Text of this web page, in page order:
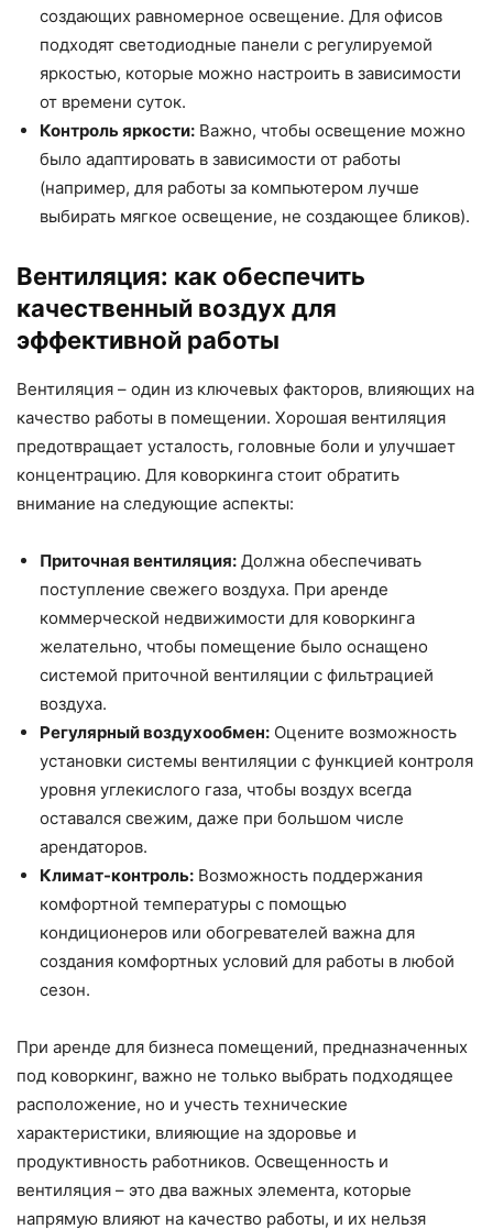
создающих равномерное освещение. Для офисов
подходят светодиодные панели с регулируемой
яркостью, которые можно настроить в зависимости
от времени суток.
Контроль яркости: Важно, чтобы освещение можно
было адаптировать в зависимости от работы
(например, для работы за компьютером лучше
выбирать мягкое освещение, не создающее бликов).
Вентиляция: как обеспечить
качественный воздух для
эффективной работы
Вентиляция – один из ключевых факторов, влияющих на
качество работы в помещении. Хорошая вентиляция
предотвращает усталость, головные боли и улучшает
концентрацию. Для коворкинга стоит обратить
внимание на следующие аспекты:
Приточная вентиляция: Должна обеспечивать
поступление свежего воздуха. При аренде
коммерческой недвижимости для коворкинга
желательно, чтобы помещение было оснащено
системой приточной вентиляции с фильтрацией
воздуха.
Регулярный воздухообмен: Оцените возможность
установки системы вентиляции с функцией контроля
уровня углекислого газа, чтобы воздух всегда
оставался свежим, даже при большом числе
арендаторов.
Климат-контроль: Возможность поддержания
комфортной температуры с помощью
кондиционеров или обогревателей важна для
создания комфортных условий для работы в любой
сезон.
При аренде для бизнеса помещений, предназначенных
под коворкинг, важно не только выбрать подходящее
расположение, но и учесть технические
характеристики, влияющие на здоровье и
продуктивность работников. Освещенность и
вентиляция – это два важных элемента, которые
напрямую влияют на качество работы, и их нельзя